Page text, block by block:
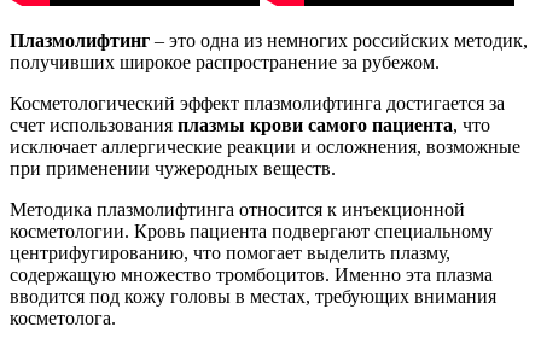
Плазмолифтинг – это одна из немногих российских методик,
получивших широкое распространение за рубежом.
Косметологический эффект плазмолифтинга достигается за
счет использования плазмы крови самого пациента, что
исключает аллергические реакции и осложнения, возможные
при применении чужеродных веществ.
Методика плазмолифтинга относится к инъекционной
косметологии. Кровь пациента подвергают специальному
центрифугированию, что помогает выделить плазму,
содержащую множество тромбоцитов. Именно эта плазма
вводится под кожу головы в местах, требующих внимания
косметолога.